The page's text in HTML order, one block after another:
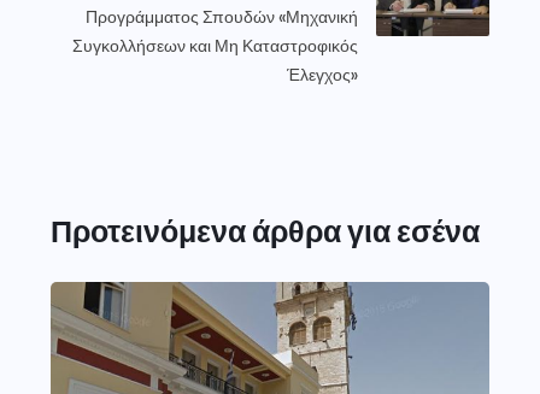
Προγράμματος Σπουδών «Μηχανική
Συγκολλήσεων και Μη Καταστροφικός
Έλεγχος»
Προτεινόμενα άρθρα για εσένα